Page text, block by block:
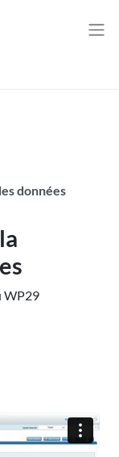
données
WP29